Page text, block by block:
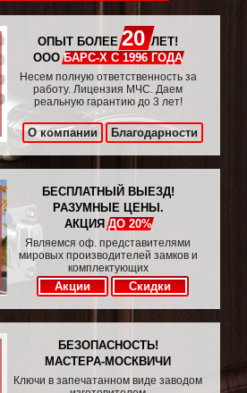
ОПЫТ БОЛЕЕ20ЛЕТ!
ОООБАРС-Х С 1996 ГОДА
Несем полную ответственность за
работу. Лицензия МЧС. Даем
реальную гарантию до 3 лет!
О компании Благодарности
БЕСПЛАТНЫЙ ВЫЕЗД!
РАЗУМНЫЕ ЦЕНЫ.
АКЦИЯДО 20%
Являемся оф. представителями
мировых производителей замков и
комплектующих
Акции Скидки
БЕЗОПАСНОСТЬ!
МАСТЕРА-МОСКВИЧИ
Ключи в запечатанном виде заводом